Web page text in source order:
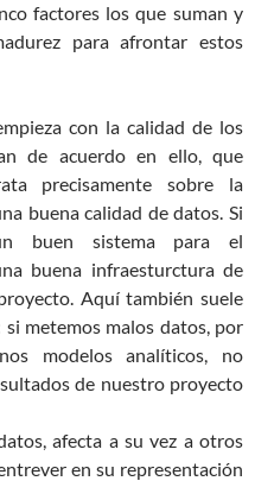
factores los que suman y
para afrontar estos
con la calidad de los
de acuerdo en ello, que
precisamente sobre la
buena calidad de datos. Si
buen sistema para el
buena infraesturctura de
Aquí también suele
si metemos malos datos, por
modelos analíticos, no
de nuestro proyecto
afecta a su vez a otros
en su representación